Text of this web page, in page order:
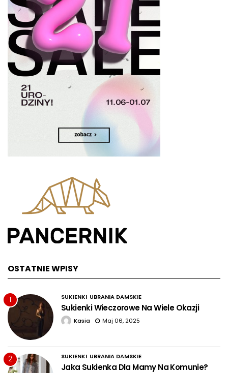
OSTATNIE WPISY
1 SUKIENKI UBRANIA DAMSKIE
Sukienki Wieczorowe Na Wiele Okazji
Kasia Maj 06, 2025
2 SUKIENKI UBRANIA DAMSKIE
Jaka Sukienka Dla Mamy Na Komunie?